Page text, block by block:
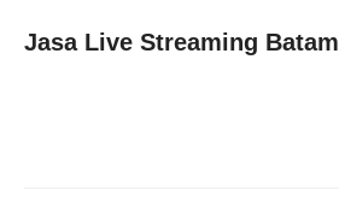
Jasa Live Streaming Batam